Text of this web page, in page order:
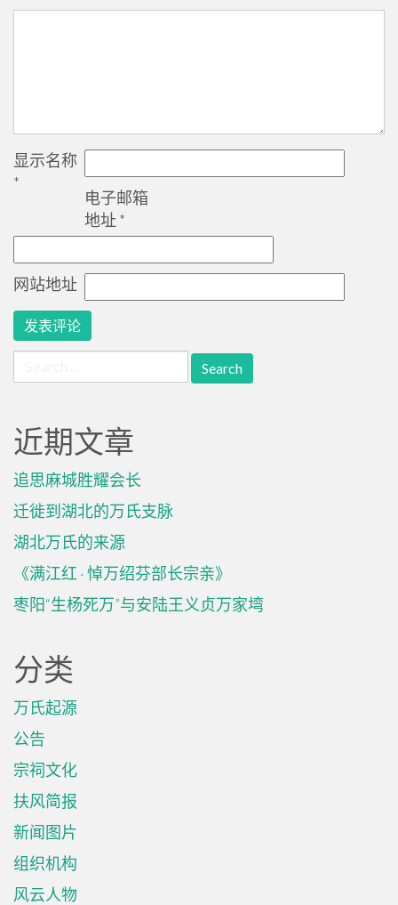
显示名称
*
电子邮箱
地址 *
网站地址
for:
近期文章
追思麻城胜耀会长
迁徙到湖北的万氏支脉
湖北万氏的来源
《满江红 · 悼万绍芬部长宗亲》
枣阳“生杨死万”与安陆王义贞万家塆
分类
万氏起源
公告
宗祠文化
扶风简报
新闻图片
组织机构
风云人物